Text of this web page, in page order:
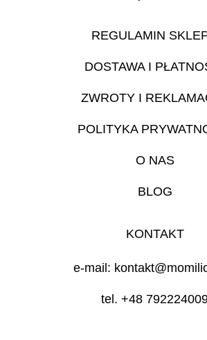
REGULAMIN
POLITYKA
ZWROTY I
DOSTAWA I
e-mail:
tel. +48
O NAS
BLOG
KONTAKT